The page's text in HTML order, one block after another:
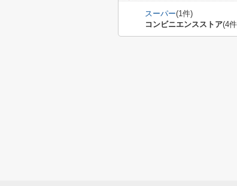
スーパー(1件)
コンビニエンスストア(4